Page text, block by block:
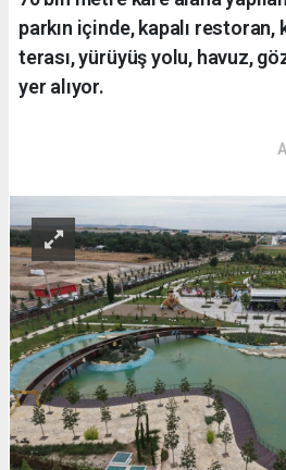
parkın içinde, kapalı
terası, yürüyüş yolu, havuz,
yer alıyor.